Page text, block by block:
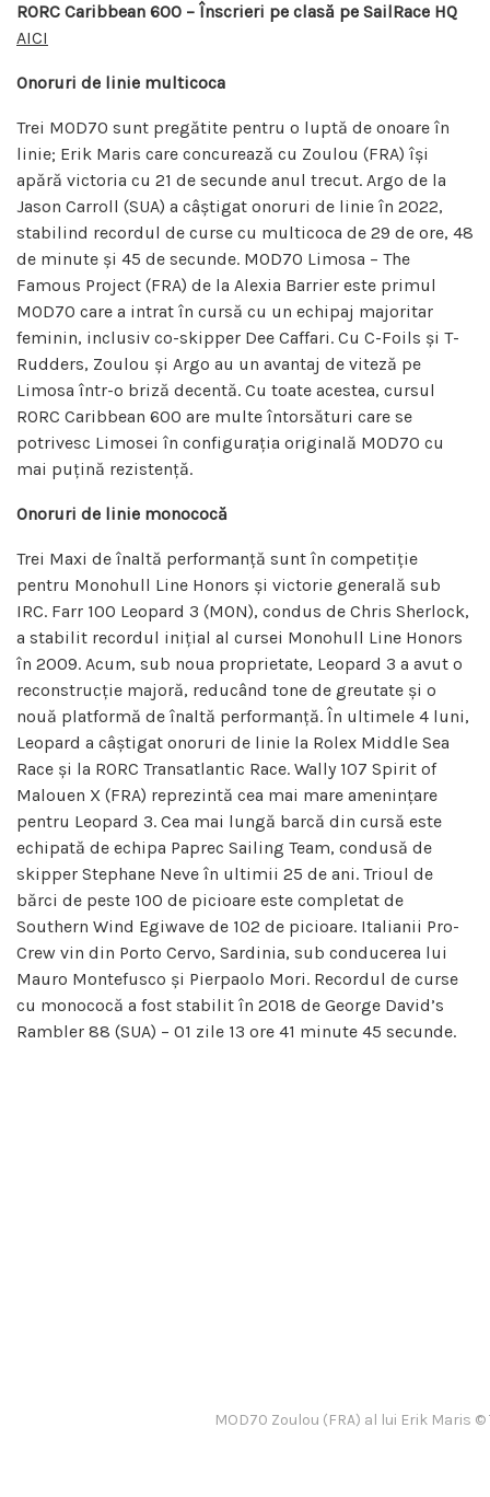
RORC Caribbean 600 – Înscrieri pe clasă pe SailRace HQ
AICI
Onoruri de linie multicoca
Trei MOD70 sunt pregătite pentru o luptă de onoare în
linie; Erik Maris care concurează cu Zoulou (FRA) își
apără victoria cu 21 de secunde anul trecut. Argo de la
Jason Carroll (SUA) a câștigat onoruri de linie în 2022,
stabilind recordul de curse cu multicoca de 29 de ore, 48
de minute și 45 de secunde. MOD70 Limosa – The
Famous Project (FRA) de la Alexia Barrier este primul
MOD70 care a intrat în cursă cu un echipaj majoritar
feminin, inclusiv co-skipper Dee Caffari. Cu C-Foils și T-
Rudders, Zoulou și Argo au un avantaj de viteză pe
Limosa într-o briză decentă. Cu toate acestea, cursul
RORC Caribbean 600 are multe întorsături care se
potrivesc Limosei în configurația originală MOD70 cu
mai puțină rezistență.
Onoruri de linie monococă
Trei Maxi de înaltă performanță sunt în competiție
pentru Monohull Line Honors și victorie generală sub
IRC. Farr 100 Leopard 3 (MON), condus de Chris Sherlock,
a stabilit recordul inițial al cursei Monohull Line Honors
în 2009. Acum, sub noua proprietate, Leopard 3 a avut o
reconstrucție majoră, reducând tone de greutate și o
nouă platformă de înaltă performanță. În ultimele 4 luni,
Leopard a câștigat onoruri de linie la Rolex Middle Sea
Race și la RORC Transatlantic Race. Wally 107 Spirit of
Malouen X (FRA) reprezintă cea mai mare amenințare
pentru Leopard 3. Cea mai lungă barcă din cursă este
echipată de echipa Paprec Sailing Team, condusă de
skipper Stephane Neve în ultimii 25 de ani. Trioul de
bărci de peste 100 de picioare este completat de
Southern Wind Egiwave de 102 de picioare. Italianii Pro-
Crew vin din Porto Cervo, Sardinia, sub conducerea lui
Mauro Montefusco și Pierpaolo Mori. Recordul de curse
cu monococă a fost stabilit în 2018 de George David’s
Rambler 88 (SUA) – 01 zile 13 ore 41 minute 45 secunde.
MOD70 Zoulou (FRA) al lui Erik Maris